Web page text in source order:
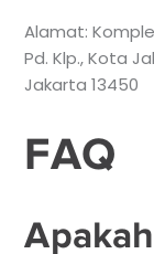
Alamat:
Pd. Klp., Kota
Jakarta 13450
FAQ